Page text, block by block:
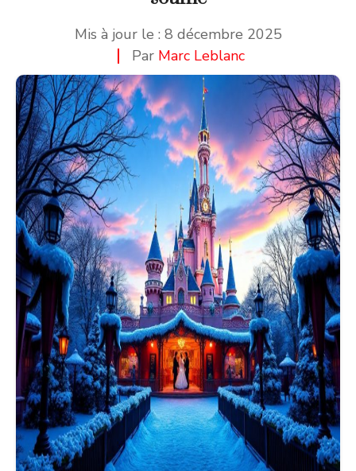
Mis à jour le : 8 décembre 2025
Par Marc Leblanc